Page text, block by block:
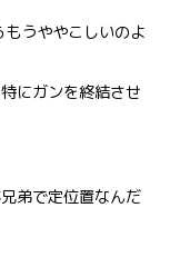
うややこしいのよ
にガンを終結させ
弟で定位置なんだ